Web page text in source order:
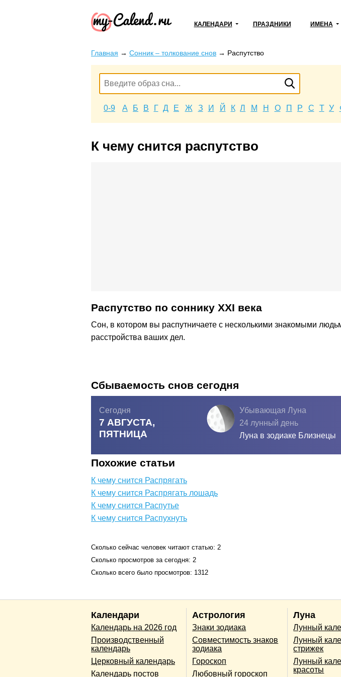
КАЛЕНДАРИ ПРАЗДНИКИ ИМЕНА
Главная → Сонник – толкование снов → Распутство
0-9 А Б В Г Д Е Ж З И Й К Л М Н О П Р С Т У
К чему снится распутство
Распутство по соннику ХХІ века
Сон, в котором вы распутничаете с несколькими знакомыми
расстройства ваших дел.
Сбываемость снов сегодня
Сегодня
7 АВГУСТА,
ПЯТНИЦА
Убывающая Луна
24 лунный день
Луна в зодиаке Близнецы
Похожие статьи
К чему снится Распрягать
К чему снится Распрягать лошадь
К чему снится Распутье
К чему снится Распухнуть
Сколько сейчас человек читают статью: 2
Сколько просмотров за сегодня: 2
Сколько всего было просмотров: 1312
Календари
Календарь на 2026 год
Производственный
календарь
Церковный календарь
Календарь постов
Астрология
Знаки зодиака
Совместимость знаков
зодиака
Гороскоп
Любовный гороскоп
Луна
Лунный
Лунный
стрижек
Лунный
красоты